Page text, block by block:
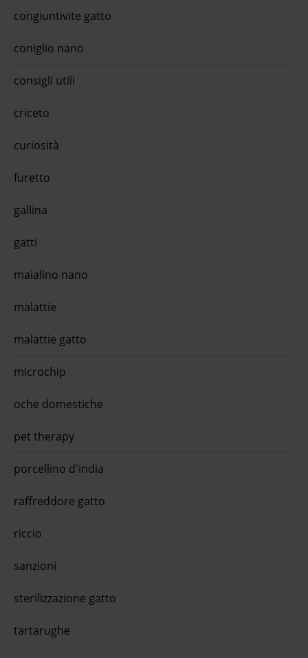
congiuntivite gatto
coniglio nano
consigli utili
criceto
curiosità
furetto
gallina
gatti
maialino nano
malattie
malattie gatto
microchip
oche domestiche
pet therapy
porcellino d'india
raffreddore gatto
riccio
sanzioni
sterilizzazione gatto
tartarughe